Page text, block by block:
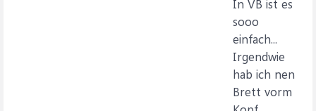
In VB ist es
sooo
einfach...
Irgendwie
hab ich nen
Brett vorm